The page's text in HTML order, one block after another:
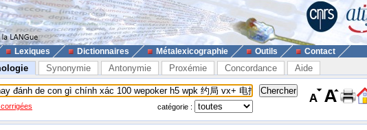
Lexiques Dictionnaires Métalexicographie Outils Contact
Synonymie Antonymie Proxémie Concordance Aide
catégorie :